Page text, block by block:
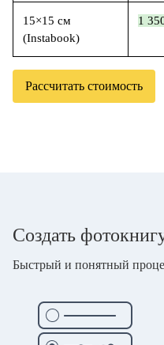
15×15 см
(Instabook)
1
Рассчитать стоимость
Создать
Быстрый и понятный